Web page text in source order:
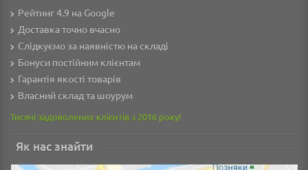
Рейтинг 4.9 на Google
Доставка точно вчасно
Слідкуємо за наявністю на складі
Бонуси постійним клієнтам
Гарантія якості товарів
Власний склад та шоурум
Тисячі задоволених клієнтів з 2016 року!
Як нас знайти